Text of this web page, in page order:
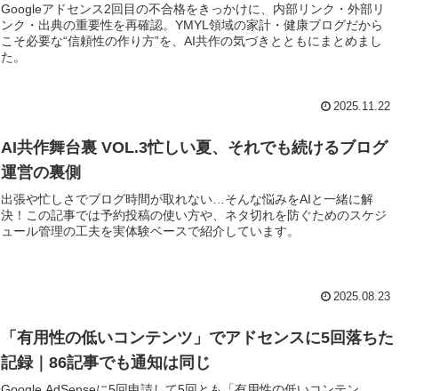
Googleアドセンス2回目の不合格をきっかけに、内部リンク・外部リ
ンク・出典の重要性を再確認。YMYL領域の家計・健康ブログだから
こそ必要な“信頼性の作り方”を、AI共作の気づきとともにまとめまし
た。
2025.11.22
AI共作舞台裏 VOL.3忙しい夏、それでも続けるブログ
運営の裏側
出張や忙しさでブログ時間が取れない…そんな悩みをAIと一緒に解
決！この記事では予約投稿の使い方や、ネタ切れを防ぐためのスケジ
ュール管理の工夫を実体験ベースで紹介しています。
2025.08.23
「有用性の低いコンテンツ」でアドセンスに5回落ちた
記録｜86記事でも通知は同じ